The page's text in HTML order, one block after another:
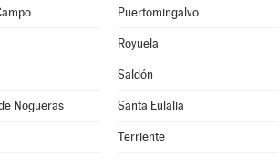
Puertomingalvo
Royuela
Saldón
Nogueras Santa Eulalia
Terriente